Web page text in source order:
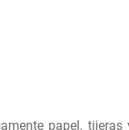
papel, tijeras